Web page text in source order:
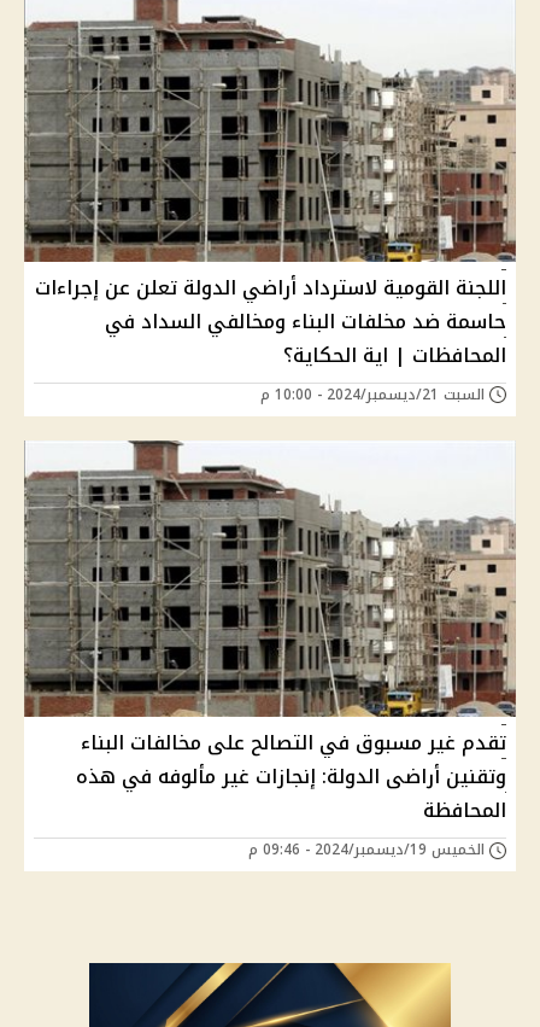
اللجنة القومية لاسترداد أراضي الدولة تعلن عن إجراءات
حاسمة ضد مخلفات البناء ومخالفي السداد في
المحافظات | اية الحكاية؟
السبت 21/ديسمبر/2024 - 10:00 م
تقدم غير مسبوق في التصالح على مخالفات البناء
وتقنين أراضى الدولة: إنجازات غير مألوفه في هذه
المحافظة
الخميس 19/ديسمبر/2024 - 09:46 م